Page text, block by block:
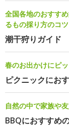
全国各地のおすす
るもの採り方のコ
潮干狩りガイド
春のお出かけにピッ
ピクニックにお
自然の中で家族や
BBQにおすすめ